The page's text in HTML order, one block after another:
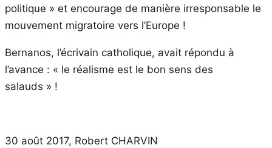
politique » et encourage de manière irresponsable le
mouvement migratoire vers l’Europe !
Bernanos, l’écrivain catholique, avait répondu à
l’avance : « le réalisme est le bon sens des
salauds » !
30 août 2017, Robert CHARVIN